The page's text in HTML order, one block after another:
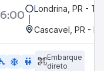
Londrina, PR -
Cascavel, PR -
ac_unit wc
Embarque
direto